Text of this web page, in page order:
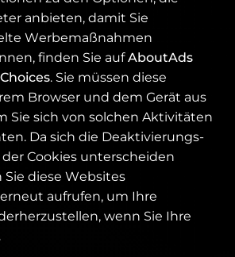
anbieten, damit Sie
Werbemaßnahmen
finden Sie aufAboutAds
. Sie müssen diese
Browser und dem Gerät aus
Sie sich von solchen Aktivitäten
Da sich die Deaktivierungs-
der Cookies unterscheiden
diese Websites
aufrufen, um Ihre
wenn Sie Ihre